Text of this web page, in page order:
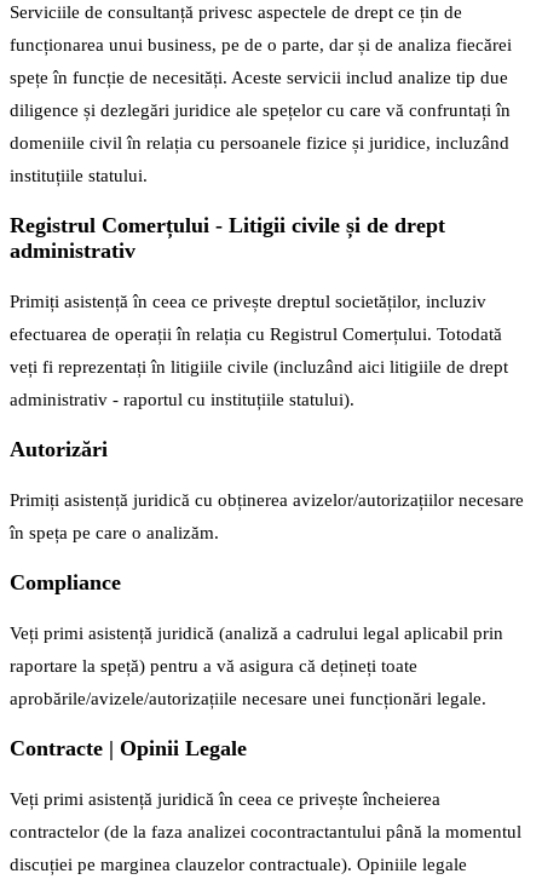
Serviciile de consultanță privesc aspectele de drept ce țin de
funcționarea unui business, pe de o parte, dar și de analiza fiecărei
spețe în funcție de necesități. Aceste servicii includ analize tip due
diligence și dezlegări juridice ale spețelor cu care vă confruntați în
domeniile civil în relația cu persoanele fizice și juridice, incluzând
instituțiile statului.
Registrul Comerțului - Litigii civile și de drept
administrativ
Primiți asistență în ceea ce privește dreptul societăților, incluziv
efectuarea de operații în relația cu Registrul Comerțului. Totodată
veți fi reprezentați în litigiile civile (incluzând aici litigiile de drept
administrativ - raportul cu instituțiile statului).
Autorizări
Primiți asistență juridică cu obținerea avizelor/autorizațiilor necesare
în speța pe care o analizăm.
Compliance
Veți primi asistență juridică (analiză a cadrului legal aplicabil prin
raportare la speță) pentru a vă asigura că dețineți toate
aprobările/avizele/autorizațiile necesare unei funcționări legale.
Contracte | Opinii Legale
Veți primi asistență juridică în ceea ce privește încheierea
contractelor (de la faza analizei cocontractantului până la momentul
discuției pe marginea clauzelor contractuale). Opiniile legale